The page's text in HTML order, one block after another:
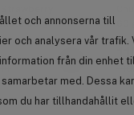
och annonserna till
och analysera vår trafik.
från din enhet
med. Dessa
du har tillhandahållit
60 g